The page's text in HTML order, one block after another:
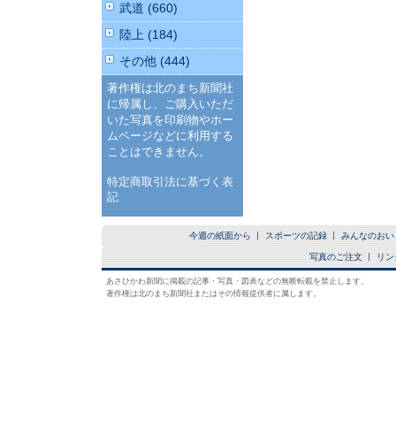
武道 (660)
陸上 (184)
その他 (444)
著作権は北のまち新聞社
に帰属し、ご購入いただ
いた写真を印刷物やホー
ムページなどに利用する
ことはできません。
特定商取引法に基づく表
記
今週の紙面から スポーツの記録 みんなのおい
写真のご注文 リン
あさひかわ新聞に掲載の記事・写真・図表などの無断転載を禁止します。
著作権は北のまち新聞社またはその情報提供者に属します。